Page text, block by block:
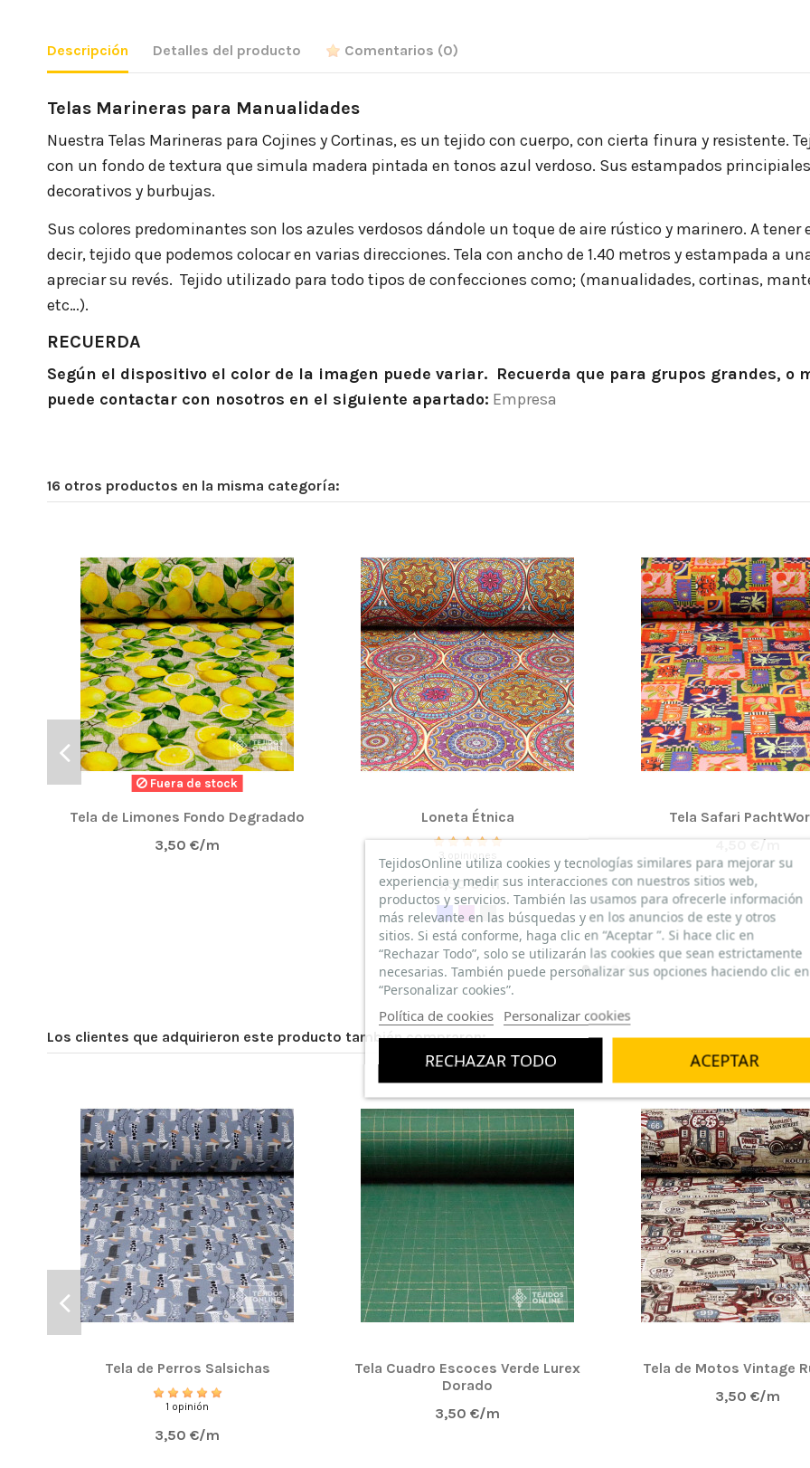
Descripción Detalles del producto Comentarios (0)
Telas Marineras para Manualidades
Nuestra Telas Marineras para Cojines y Cortinas, es un tejido con cuerpo, con cierta finura y resistente.
con un fondo de textura que simula madera pintada en tonos azul verdoso. Sus estampados
decorativos y burbujas.
Sus colores predominantes son los azules verdosos dándole un toque de aire rústico y marinero. A
decir, tejido que podemos colocar en varias direcciones. Tela con ancho de 1.40 metros y estampada a
apreciar su revés. Tejido utilizado para todo tipos de confecciones como; (manualidades, cortinas,
etc…).
RECUERDA
Según el dispositivo el color de la imagen puede variar. Recuerda que para grupos grandes, o
puede contactar con nosotros en el siguiente apartado: Empresa
16 otros productos en la misma categoría:
Fuera de stock
Tela de Limones Fondo Degradado
3,50 €/m
Loneta Étnica
3 opiniones
3,50 €/m
Tela Safari
4,50 €/m
Los clientes que adquirieron este producto también compraron:
Tela de Perros Salsichas
1 opinión
3,50 €/m
Tela Cuadro Escoces Verde Lurex
Dorado
3,50 €/m
Tela de Motos Vintage
3,50 €/m
TejidosOnline utiliza cookies y tecnologías similares para mejorar su
experiencia y medir sus interacciones con nuestros sitios web,
productos y servicios. También las usamos para ofrecerle información
más relevante en las búsquedas y en los anuncios de este y otros
sitios. Si está conforme, haga clic en “Aceptar ”. Si hace clic en
“Rechazar Todo”, solo se utilizarán las cookies que sean estrictamente
necesarias. También puede personalizar sus opciones haciendo clic en
“Personalizar cookies”.
Política de cookies Personalizar cookies
RECHAZAR TODO ACEPTAR